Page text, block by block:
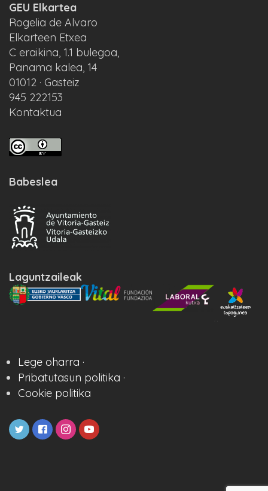
GEU Elkartea
Rogelia de Alvaro
Elkarteen Etxea
C eraikina, 1.1 bulegoa,
Panama kalea, 14
01012 · Gasteiz
945 222153
Kontaktua
Babeslea
Laguntzaileak
Lege oharra ·
Pribatutasun politika ·
Cookie politika